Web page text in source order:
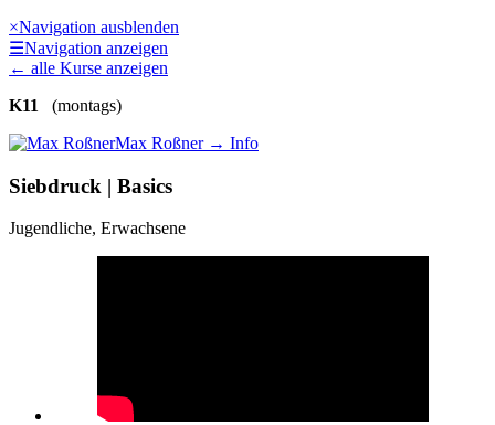
×Navigation ausblenden
☰Navigation anzeigen
← alle Kurse anzeigen
K11
(montags)
Max Roßner→ Info
Siebdruck | Basics
Jugendliche, Erwachsene